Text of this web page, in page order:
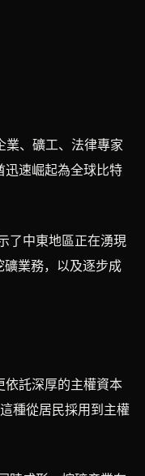
業、礦工、法律專家
迅速崛起為全球比特
了中東地區正在湧現
業務，以及逐步成
依託深厚的主權資本
種從居民採用到主權